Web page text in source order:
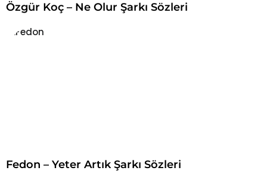
Özgür Koç – Ne Olur Şarkı Sözleri
Fedon – Yeter Artık Şarkı Sözleri